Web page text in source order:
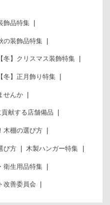
飾品特集
の装飾品特集
【冬】クリスマス装飾特集
【冬】正月飾り特集
せんか
献する店舗備品
木棚の選び方
び方 木製ハンガー特集
衛生用品特集
改善委員会